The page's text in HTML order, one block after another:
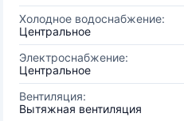
Холодное водоснабжение:
Центральное
Электроснабжение:
Центральное
Вентиляция:
Вытяжная вентиляция